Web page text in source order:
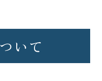
いて